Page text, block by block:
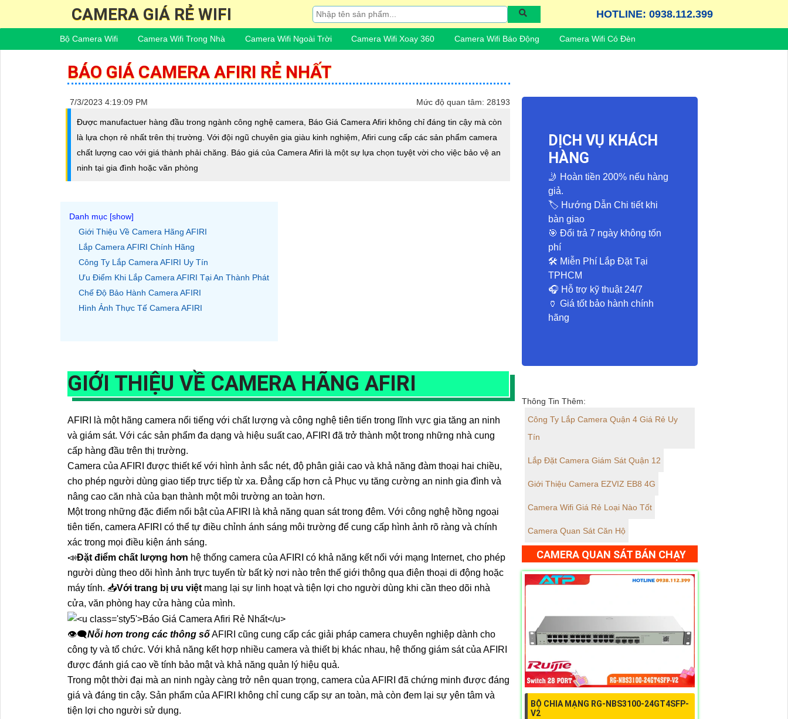
CAMERA GIÁ RẺ WIFI HOTLINE: 0938.112.399
Bộ Camera Wifi Camera Wifi Trong Nhà Camera Wifi Ngoài Trời Camera Wifi Xoay 360 Camera Wifi Báo Động Camera Wifi Có Đèn
BÁO GIÁ CAMERA AFIRI RẺ NHẤT
7/3/2023 4:19:09 PM Mức độ quan tâm: 28193
Được manufactuer hàng đầu trong ngành công nghệ camera, Báo Giá Camera Afiri không chỉ đáng tin cậy mà còn
là lựa chọn rẻ nhất trên thị trường. Với đội ngũ chuyên gia giàu kinh nghiệm, Afiri cung cấp các sản phẩm camera
chất lượng cao với giá thành phải chăng. Báo giá của Camera Afiri là một sự lựa chọn tuyệt vời cho việc bảo vệ an
ninh tại gia đình hoặc văn phòng
Giới Thiệu Về Camera Hãng AFIRI
Lắp Camera AFIRI Chính Hãng
Công Ty Lắp Camera AFIRI Uy Tín
Ưu Điểm Khi Lắp Camera AFIRI Tại An Thành Phát
Chế Độ Bảo Hành Camera AFIRI
Hình Ảnh Thực Tế Camera AFIRI
GIỚI THIỆU VỀ CAMERA HÃNG AFIRI
AFIRI là một hãng camera nổi tiếng với chất lượng và công nghệ tiên tiến trong lĩnh vực gia tăng an ninh
và giám sát. Với các sản phẩm đa dạng và hiệu suất cao, AFIRI đã trở thành một trong những nhà cung
cấp hàng đầu trên thị trường.
Camera của AFIRI được thiết kế với hình ảnh sắc nét, độ phân giải cao và khả năng đàm thoại hai chiều,
cho phép người dùng giao tiếp trực tiếp từ xa. Đẳng cấp hơn cả Phục vụ tăng cường an ninh gia đình và
nâng cao căn nhà của bạn thành một môi trường an toàn hơn.
Một trong những đặc điểm nổi bật của AFIRI là khả năng quan sát trong đêm. Với công nghệ hồng ngoại
tiên tiến, camera AFIRI có thể tự điều chỉnh ánh sáng môi trường để cung cấp hình ảnh rõ ràng và chính
xác trong mọi điều kiện ánh sáng.
📣Đặt điểm chất lượng hơn hệ thống camera của AFIRI có khả năng kết nối với mạng Internet, cho phép
người dùng theo dõi hình ảnh trực tuyến từ bất kỳ nơi nào trên thế giới thông qua điện thoại di động hoặc
máy tính. 📥Với trang bị ưu việt mang lại sự linh hoạt và tiện lợi cho người dùng khi cần theo dõi nhà
cửa, văn phòng hay cửa hàng của mình.
👁️‍🗨Nỗi hơn trong các thông sốAFIRI cũng cung cấp các giải pháp camera chuyên nghiệp dành cho
công ty và tổ chức. Với khả năng kết hợp nhiều camera và thiết bị khác nhau, hệ thống giám sát của AFIRI
được đánh giá cao về tính bảo mật và khả năng quản lý hiệu quả.
Trong một thời đại mà an ninh ngày càng trở nên quan trọng, camera của AFIRI đã chứng minh được đáng
giá và đáng tin cậy. Sản phẩm của AFIRI không chỉ cung cấp sự an toàn, mà còn đem lại sự yên tâm và
tiện lợi cho người sử dụng.
DỊCH VỤ KHÁCH
HÀNG
🤳 Hoàn tiền 200% nếu hàng
giả.
🏷 Hướng Dẫn Chi tiết khi
bàn giao
️🎯 Đổi trả 7 ngày không tốn
phí
🛠 Miễn Phí Lắp Đặt Tại
TPHCM
️🎧 Hỗ trợ kỹ thuật 24/7
🏺 Giá tốt bảo hành chính
hãng
Thông Tin Thêm:
Công Ty Lắp Camera Quận 4 Giá Rẻ Uy
Tín
Lắp Đặt Camera Giám Sát Quận 12
Giới Thiệu Camera EZVIZ EB8 4G
Camera Wifi Giá Rẻ Loại Nào Tốt
Camera Quan Sát Căn Hộ
CAMERA QUAN SÁT BÁN CHẠY
BỘ CHIA MẠNG RG-NBS3100-24GT4SFP-
V2